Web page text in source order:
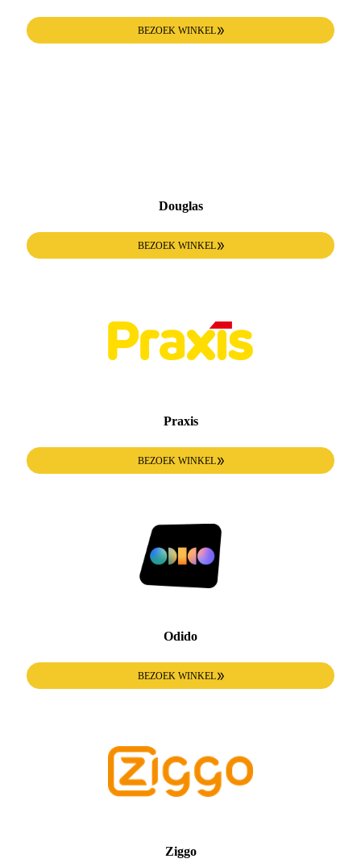
BEZOEK WINKEL
Douglas
BEZOEK WINKEL
Praxis
BEZOEK WINKEL
Odido
BEZOEK WINKEL
Ziggo